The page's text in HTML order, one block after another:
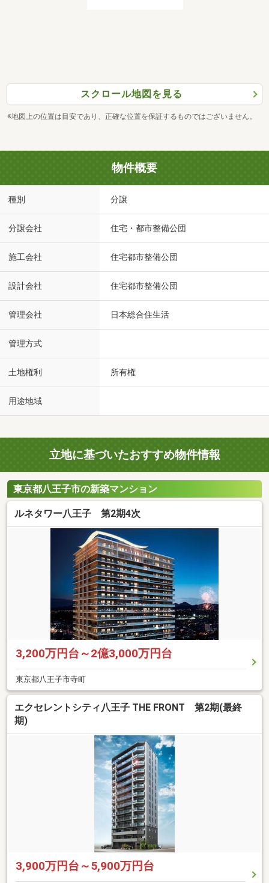
スクロール地図を見る
※地図上の位置は目安であり、正確な位置を保証するものではございません。
物件概要
種別 分譲
分譲会社 住宅・都市整備公団
施工会社 住宅都市整備公団
設計会社 住宅都市整備公団
管理会社 日本総合住生活
管理方式
土地権利 所有権
用途地域
立地に基づいたおすすめ物件情報
東京都八王子市の新築マンション
ルネタワー八王子 第2期4次
3,200万円台～2億3,000万円台
東京都八王子市寺町
エクセレントシティ八王子 THE FRONT 第2期(最終
期)
3,900万円台～5,900万円台